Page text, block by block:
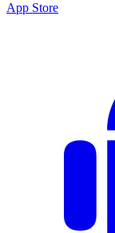
App Store